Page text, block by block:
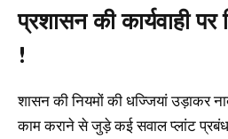
प्रशासन की कार्यवाही
!
शासन की नियमों की धज्जियां उड़ाकर
काम कराने से जुड़े कई सवाल प्लांट